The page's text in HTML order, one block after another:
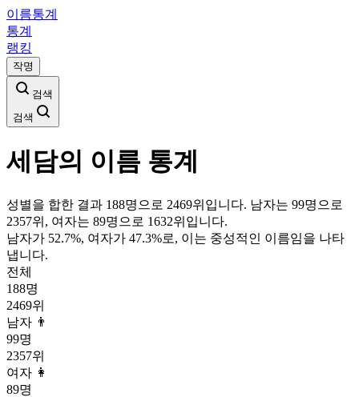
이름통계
통계
랭킹
작명
검색
검색
세담의 이름 통계
성별을 합한 결과 188명으로 2469위입니다. 남자는 99명으로
2357위, 여자는 89명으로 1632위입니다.
남자가 52.7%, 여자가 47.3%로, 이는 중성적인 이름임을 나타
냅니다.
전체
188명
2469위
남자 👨
99명
2357위
여자 👩
89명